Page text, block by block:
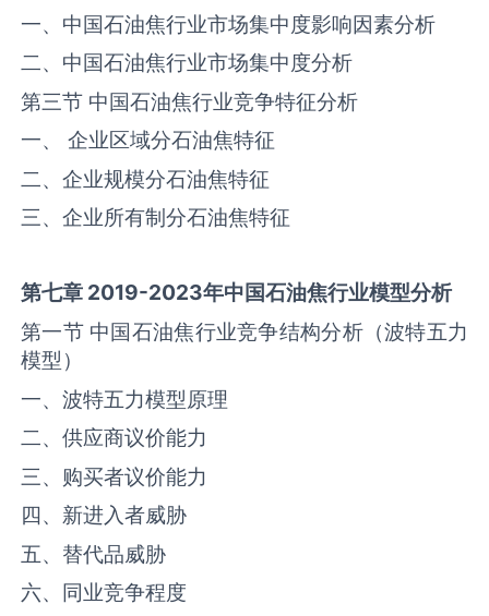
一、中国石油焦行业市场集中度影响因素分析
二、中国石油焦行业市场集中度分析
第三节 中国石油焦行业竞争特征分析
一、 企业区域分石油焦特征
二、企业规模分石油焦特征
三、企业所有制分石油焦特征
第七章 2019-2023年中国石油焦行业模型分析
第一节 中国石油焦行业竞争结构分析（波特五力
模型）
一、波特五力模型原理
二、供应商议价能力
三、购买者议价能力
四、新进入者威胁
五、替代品威胁
六、同业竞争程度